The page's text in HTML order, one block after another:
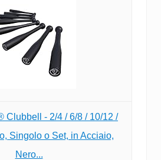
Clubbell - 2/4 / 6/8 / 10/12 /
Singolo o Set, in Acciaio,
Nero...